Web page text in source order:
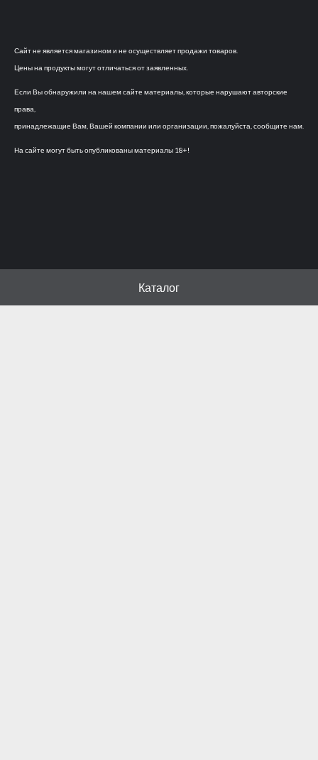
Сайт не является магазином и не осуществляет продажи товаров.
Цены на продукты могут отличаться от заявленных.
Если Вы обнаружили на нашем сайте материалы, которые нарушают авторские
права,
принадлежащие Вам, Вашей компании или организации, пожалуйста, сообщите нам.
На сайте могут быть опубликованы материалы 18+!
Каталог